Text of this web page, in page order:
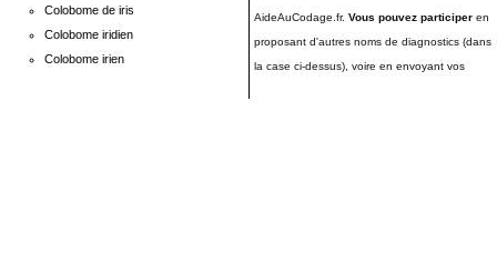
Colobome de iris
Colobome iridien
Colobome irien
AideAuCodage.fr. Vous pouvez participer en
proposant d'autres noms de diagnostics (dans
la case ci-dessus), voire en envoyant vos